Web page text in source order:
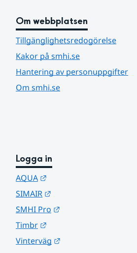
Om webbplatsen
Tillgänglighetsredogörelse
Kakor på smhi.se
Hantering av personuppgifter
Om smhi.se
Logga in
AQUA
SIMAIR
SMHI Pro
Timbr
Vinterväg